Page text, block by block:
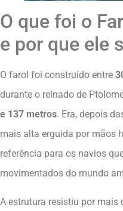
O que foi o
e por que ele
O farol foi construído entre
durante o reinado de
e 137 metros. Era, depois
mais alta erguida por mãos
referência para os navios
movimentados do mundo
A estrutura resistiu por mais